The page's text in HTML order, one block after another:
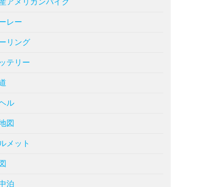
レー
リング
テリー
ル
図
メット
泊